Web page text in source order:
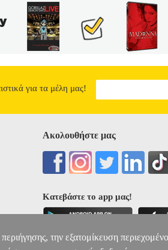
για τα μέλη μας!
Ακολουθήστε μας
Κατεβάστε το app μας!
την εξατομίκευση